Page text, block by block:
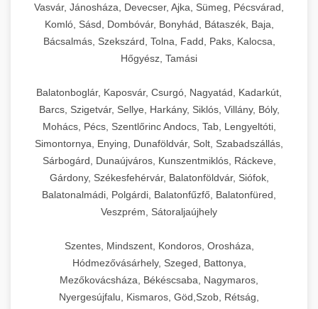
Vasvár, Jánosháza, Devecser, Ajka, Sümeg, Pécsvárad,
Komló, Sásd, Dombóvár, Bonyhád, Bátaszék, Baja,
Bácsalmás, Szekszárd, Tolna, Fadd, Paks, Kalocsa,
Hőgyész, Tamási
Balatonboglár, Kaposvár, Csurgó, Nagyatád, Kadarkút,
Barcs, Szigetvár, Sellye, Harkány, Siklós, Villány, Bóly,
Mohács, Pécs, Szentlőrinc Andocs, Tab, Lengyeltóti,
Simontornya, Enying, Dunaföldvár, Solt, Szabadszállás,
Sárbogárd, Dunaújváros, Kunszentmiklós, Ráckeve,
Gárdony, Székesfehérvár, Balatonföldvár, Siófok,
Balatonalmádi, Polgárdi, Balatonfűzfő, Balatonfüred,
Veszprém, Sátoraljaújhely
Szentes, Mindszent, Kondoros, Orosháza,
Hódmezővásárhely, Szeged, Battonya,
Mezőkovácsháza, Békéscsaba, Nagymaros,
Nyergesújfalu, Kismaros, Göd,Szob, Rétság,